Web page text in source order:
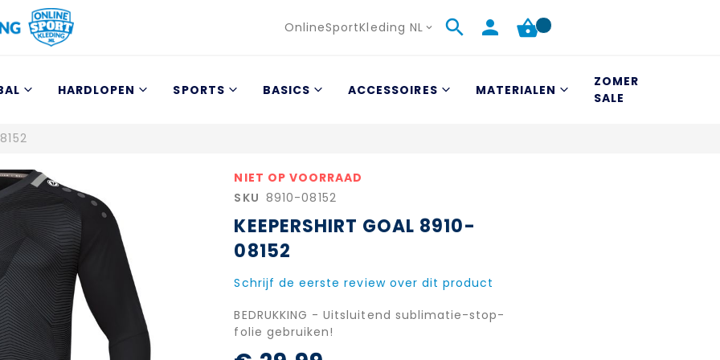
Taal
OnlineSportKleding NL
HARDLOPEN SPORTS BASICS ACCESSOIRES MATERIALEN
ZOMER
SALE
NIET OP VOORRAAD
SKU 8910-08152
KEEPERSHIRT GOAL 8910-
08152
Schrijf de eerste review over dit product
BEDRUKKING - Uitsluitend sublimatie-stop-
folie gebruiken!